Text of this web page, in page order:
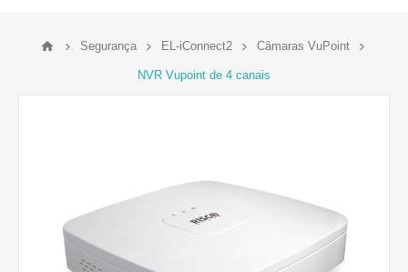
Segurança EL-iConnect2 Câmaras VuPoint
NVR Vupoint de 4 canais